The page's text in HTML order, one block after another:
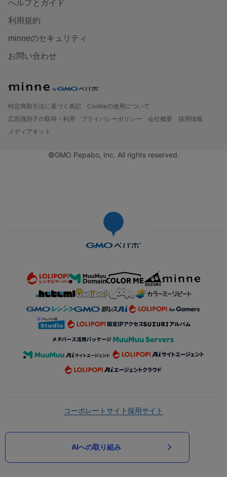
ヘルプとガイド
利用規約
minneのセキュリティ
お問い合わせ
特定商取引法に基づく表記
Cookieの使用について
広告識別子の取得・利用
プライバシーポリシー 会社概要
採用情報
メディアキット
©GMO Pepabo, Inc. All rights reserved.
コーポレートサイト採用サイト
AIへの取り組み